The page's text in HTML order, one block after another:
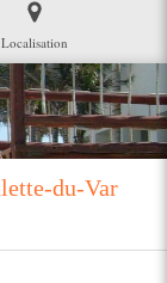
Localisation
du-Var